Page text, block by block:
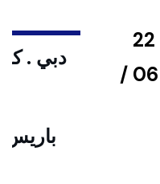
ولغاية 26 / 06 /
دبي .
باريس